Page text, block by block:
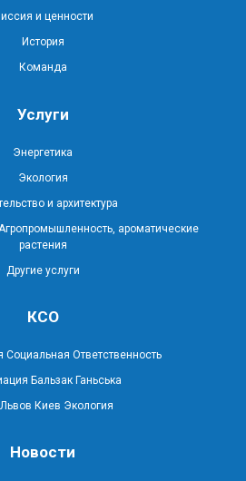
и ценности
История
Команда
Услуги
Энергетика
Экология
и архитектура
ароматические
растения
Другие услуги
КСО
Социальная Ответственность
Бальзак Ганьська
Киев Экология
Новости